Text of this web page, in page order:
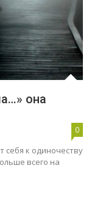
она
0
себя к одиночеству
всего на